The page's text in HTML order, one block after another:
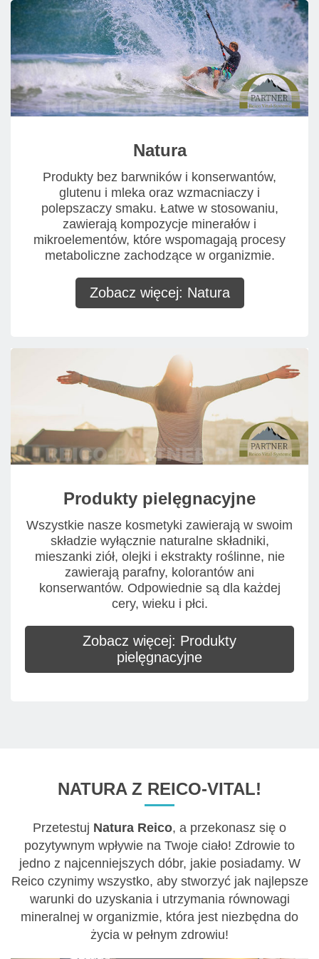
Natura
Produkty bez barwników i konserwantów,
glutenu i mleka oraz wzmacniaczy i
polepszaczy smaku. Łatwe w stosowaniu,
zawierają kompozycje minerałów i
mikroelementów, które wspomagają procesy
metaboliczne zachodzące w organizmie.
Zobacz więcej: Natura
Produkty pielęgnacyjne
Wszystkie nasze kosmetyki zawierają w swoim
składzie wyłącznie naturalne składniki,
mieszanki ziół, olejki i ekstrakty roślinne, nie
zawierają parafny, kolorantów ani
konserwantów. Odpowiednie są dla każdej
cery, wieku i płci.
Zobacz więcej: Produkty
pielęgnacyjne
NATURA Z REICO-VITAL!
Przetestuj Natura Reico, a przekonasz się o
pozytywnym wpływie na Twoje ciało! Zdrowie to
jedno z najcenniejszych dóbr, jakie posiadamy. W
Reico czynimy wszystko, aby stworzyć jak najlepsze
warunki do uzyskania i utrzymania równowagi
mineralnej w organizmie, która jest niezbędna do
życia w pełnym zdrowiu!